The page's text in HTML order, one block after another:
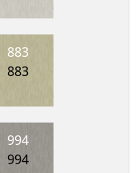
883
883
994
994